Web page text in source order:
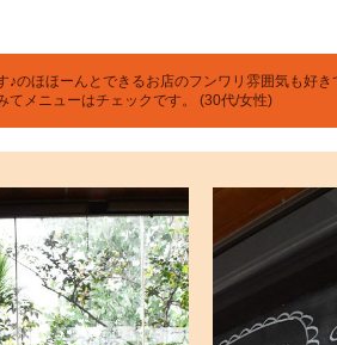
のほほーんとできるお店のフンワリ雰囲気も好き
てメニューはチェックです。 (30代/女性)